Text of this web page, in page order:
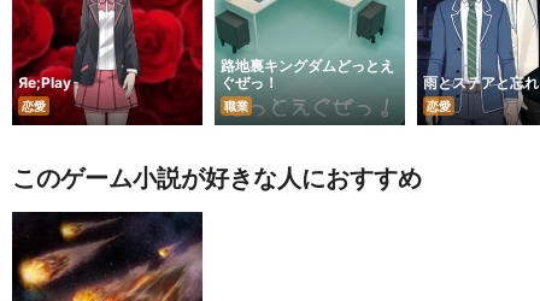
Яe;Play
恋愛
路地裏キングダムどっとえ
ぐぜっ！
職業
雨とステアと忘
恋愛
このゲーム小説が好きな人におすすめ